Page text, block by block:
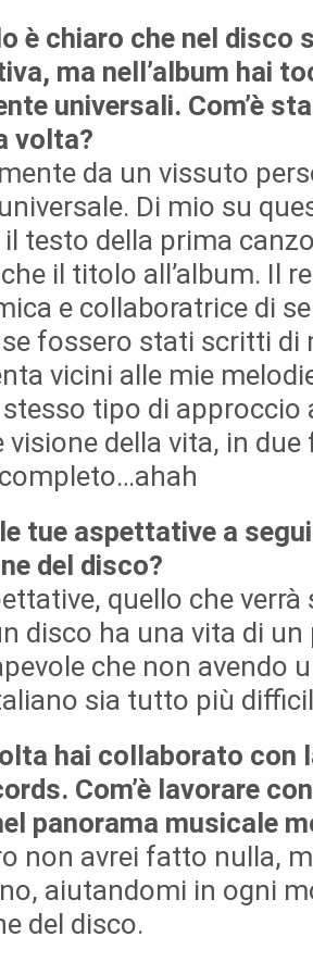
è chiaro che nel disco
ma nell’album hai
universali. Com’è
volta?
da un vissuto
Di mio su
testo della prima
il titolo all’album. Il
e collaboratrice di
fossero stati scritti di
vicini alle mie
tipo di approccio
visione della vita, in
tue aspettative a
del disco?
quello che verrà
disco ha una vita di un
che non avendo
sia tutto più
hai collaborato con
Com’è lavorare
panorama musicale
non avrei fatto nulla,
aiutandomi in ogni
del disco.